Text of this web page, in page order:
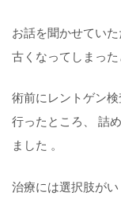
お話を聞かせてい
古くなってしまった
術前にレントゲン
行ったところ、 詰
ました 。
治療には選択肢がい